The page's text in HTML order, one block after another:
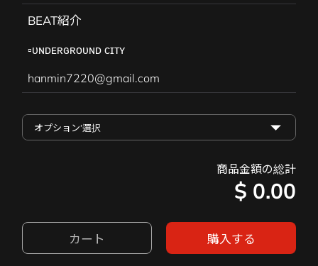
BEAT紹介
▫️ᴜɴᴅᴇʀɢʀᴏᴜɴᴅ ᴄɪᴛʏ
hanmin7220@gmail.com
商品金額の総計
$ 0.00
カート 購入する